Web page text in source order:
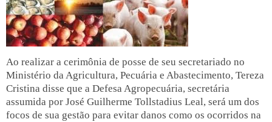
Ao realizar a cerimônia de posse de seu secretariado no
Ministério da Agricultura, Pecuária e Abastecimento, Tereza
Cristina disse que a Defesa Agropecuária, secretária
assumida por José Guilherme Tollstadius Leal, será um dos
focos de sua gestão para evitar danos como os ocorridos na